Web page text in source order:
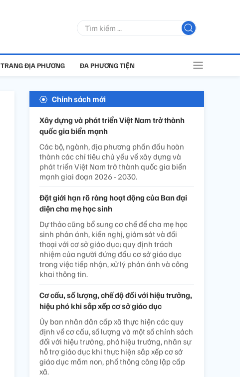
TRANG ĐỊA PHƯƠNG ĐA PHƯƠNG TIỆN
Chính sách mới
Xây dựng và phát triển Việt Nam trở thành
quốc gia biển mạnh
Các bộ, ngành, địa phương phấn đấu hoàn
thành các chỉ tiêu chủ yếu về xây dựng và
phát triển Việt Nam trở thành quốc gia biển
mạnh giai đoạn 2026 - 2030.
Đặt giới hạn rõ ràng hoạt động của Ban đại
diện cha mẹ học sinh
Dự thảo cũng bổ sung cơ chế để cha mẹ học
sinh phản ánh, kiến nghị, giám sát và đối
thoại với cơ sở giáo dục; quy định trách
nhiệm của người đứng đầu cơ sở giáo dục
trong việc tiếp nhận, xử lý phản ánh và công
khai thông tin.
Cơ cấu, số lượng, chế độ đối với hiệu trưởng,
hiệu phó khi sắp xếp cơ sở giáo dục
Ủy ban nhân dân cấp xã thực hiện các quy
định về cơ cấu, số lượng và một số chính sách
đối với hiệu trưởng, phó hiệu trưởng, nhân sự
hỗ trợ giáo dục khi thực hiện sắp xếp cơ sở
giáo dục mầm non, phổ thông công lập cấp
xã.